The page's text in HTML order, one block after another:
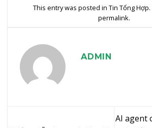
This entry was posted in Tin Tổng Hợp
permalink.
ADMIN
AI agent